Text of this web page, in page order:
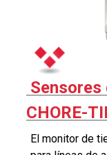
CHORE-
El monitor de